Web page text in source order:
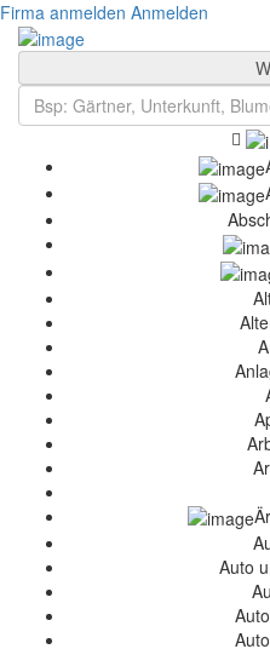
Firma anmelden Anmelden
Auto